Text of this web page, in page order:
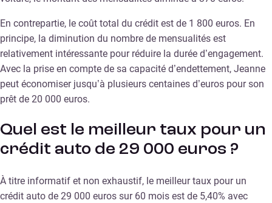
En contrepartie, le coût total du crédit est de 1 800 euros. En
principe, la diminution du nombre de mensualités est
relativement intéressante pour réduire la durée d’engagement.
Avec la prise en compte de sa capacité d’endettement, Jeanne
peut économiser jusqu’à plusieurs centaines d’euros pour son
prêt de 20 000 euros.
Quel est le meilleur taux pour un
crédit auto de 29 000 euros ?
À titre informatif et non exhaustif, le meilleur taux pour un
crédit auto de 29 000 euros sur 60 mois est de 5,40% avec